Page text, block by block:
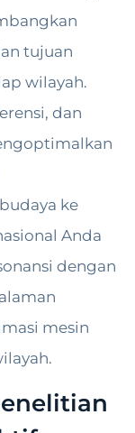
tujuan
wilayah.
dan
ke
Anda
dengan
mesin